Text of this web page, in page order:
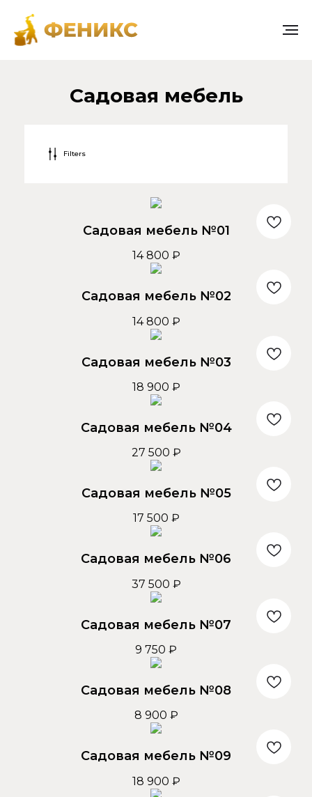
Садовая мебель
Filters
Садовая мебель №01
14 800 ₽
Садовая мебель №02
14 800 ₽
Садовая мебель №03
18 900 ₽
Садовая мебель №04
27 500 ₽
Садовая мебель №05
17 500 ₽
Садовая мебель №06
37 500 ₽
Садовая мебель №07
9 750 ₽
Садовая мебель №08
8 900 ₽
Садовая мебель №09
18 900 ₽